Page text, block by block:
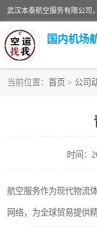
国内机场
当前位置： 首页 > 公司
时间：
航空服务作为现代物流
网络，为全球贸易提供